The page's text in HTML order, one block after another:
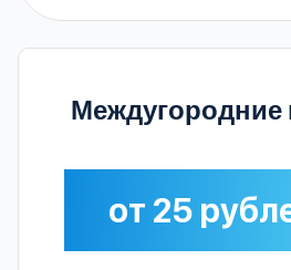
Междугородние
от 25